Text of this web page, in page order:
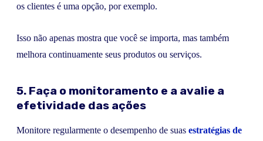
os clientes é uma opção, por exemplo.
Isso não apenas mostra que você se importa, mas também
melhora continuamente seus produtos ou serviços.
5. Faça o monitoramento e a avalie a
efetividade das ações
Monitore regularmente o desempenho de suas estratégias de